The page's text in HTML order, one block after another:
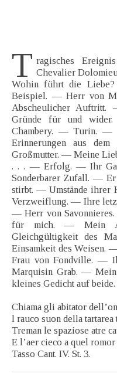
T ragisches
Chevalier
Wohin führt die
Beispiel. — Herr von
Abscheulicher
Gründe für und
Chambery. — Turin. —
Erinnerungen aus
Großmutter. — Meine
. . . — Erfolg. — Ihr
Sonderbarer Zufall. —
stirbt. — Umstände ihrer
Verzweiflung. — Ihre
— Herr von
für mich. — Mein
Gleichgültigkeit des
Einsamkeit des
Frau von Fondville. —
Marquisin Grab. —
kleines Gedicht auf beide.
Chiama gli abitator
l rauco suon della tartarea
Treman le spaziose atre
E l’aer cieco a quel romor
Tasso Cant. IV. St. 3.